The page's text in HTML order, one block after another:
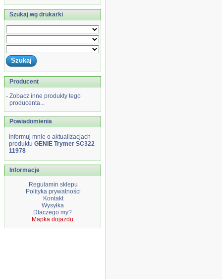
Szukaj wg drukarki
Producent
- Zobacz inne produkty tego
producenta...
Powiadomienia
Informuj mnie o aktualizacjach
produktu GENIE Trymer SC322
11978
Informacje
Regulamin sklepu
Polityka prywatności
Kontakt
Wysyłka
Dlaczego my?
Mapka dojazdu